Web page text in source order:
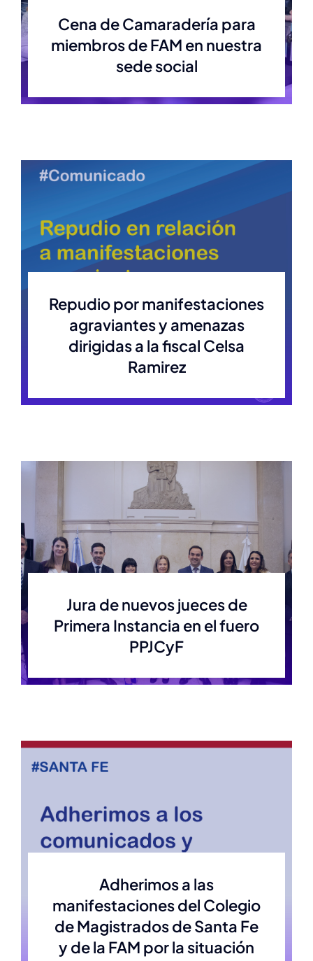
Cena de Camaradería para
miembros de FAM en nuestra
sede social
Repudio por manifestaciones
agraviantes y amenazas
dirigidas a la fiscal Celsa
Ramirez
Jura de nuevos jueces de
Primera Instancia en el fuero
PPJCyF
Adherimos a las
manifestaciones del Colegio
de Magistrados de Santa Fe
y de la FAM por la situación